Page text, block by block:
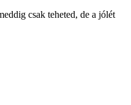
csak teheted, de a jólét